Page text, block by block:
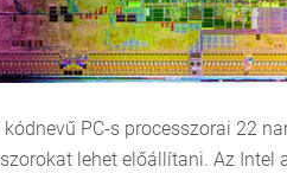
kódnevű PC-s processzorai 22
lehet előállítani. Az Intel